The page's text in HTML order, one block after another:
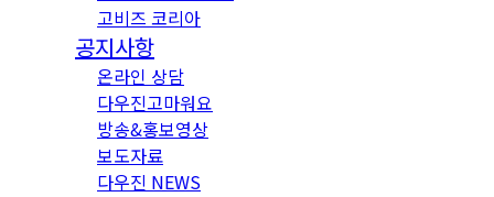
고비즈 코리아
공지사항
온라인 상담
다우진고마워요
방송&홍보영상
보도자료
다우진 NEWS